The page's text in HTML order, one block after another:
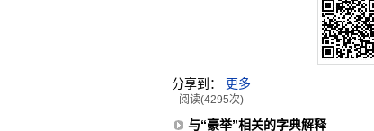
分享到： 更多
阅读(4295次)
与“豪举”相关的字典解释